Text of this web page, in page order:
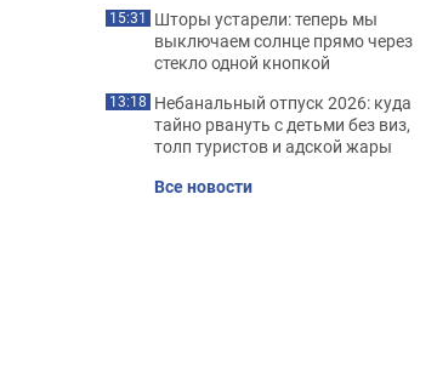
15:31 Шторы устарели: теперь мы
выключаем солнце прямо через
стекло одной кнопкой
13:18 Небанальный отпуск 2026: куда
тайно рвануть с детьми без виз,
толп туристов и адской жары
Все новости